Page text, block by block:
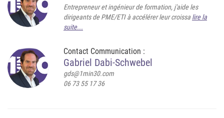
Entrepreneur et ingénieur de formation, j'aide les
dirigeants de PME/ETI à accélérer leur croissa lire la
suite...
Contact Communication :
Gabriel Dabi-Schwebel
gds@1min30.com
06 73 55 17 36